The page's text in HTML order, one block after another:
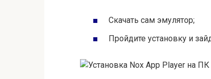
Скачать сам эмулятор;
Пройдите установку и